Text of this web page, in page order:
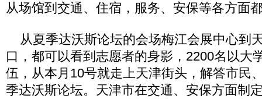
从场馆到交通、住宿，服务、安保等各方面
从夏季达沃斯论坛的会场梅江会展中心到
口，都可以看到志愿者的身影，2200名以大
伍，从本月10号就走上天津街头，解答市民
季达沃斯论坛。天津市在交通、安保方面制